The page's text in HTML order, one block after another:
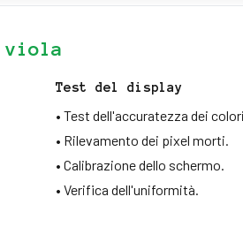
viola
Test del display
• Test dell'accuratezza dei
• Rilevamento dei pixel morti.
• Calibrazione dello schermo.
• Verifica dell'uniformità.